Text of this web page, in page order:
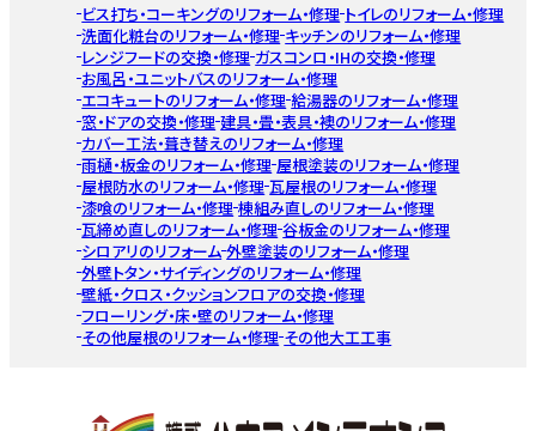
ビス打ち・コーキングのリフォーム・修理 トイレのリフォーム・修理
洗面化粧台のリフォーム・修理 キッチンのリフォーム・修理
レンジフードの交換・修理 ガスコンロ・IHの交換・修理
お風呂・ユニットバスのリフォーム・修理
エコキュートのリフォーム・修理 給湯器のリフォーム・修理
窓・ドアの交換・修理 建具・畳・表具・襖のリフォーム・修理
カバー工法・葺き替えのリフォーム・修理
雨樋・板金のリフォーム・修理 屋根塗装のリフォーム・修理
屋根防水のリフォーム・修理 瓦屋根のリフォーム・修理
漆喰のリフォーム・修理 棟組み直しのリフォーム・修理
瓦締め直しのリフォーム・修理 谷板金のリフォーム・修理
シロアリのリフォーム 外壁塗装のリフォーム・修理
外壁トタン・サイディングのリフォーム・修理
壁紙・クロス・クッションフロアの交換・修理
フローリング・床・壁のリフォーム・修理
その他屋根のリフォーム・修理 その他大工工事